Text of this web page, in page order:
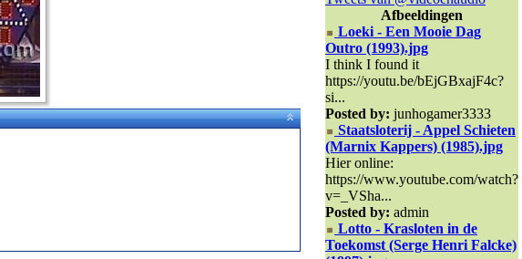
Afbeeldingen
Loeki - Een Mooie Dag
Outro (1993).jpg
I think I found it
https://youtu.be/bEjGBxajF4c?
si...
Posted by: junhogamer3333
Staatsloterij - Appel Schieten
(Marnix Kappers) (1985).jpg
Hier online:
https://www.youtube.com/watch?
v=_VSha...
Posted by: admin
Lotto - Krasloten in de
Toekomst (Serge Henri Falcke)